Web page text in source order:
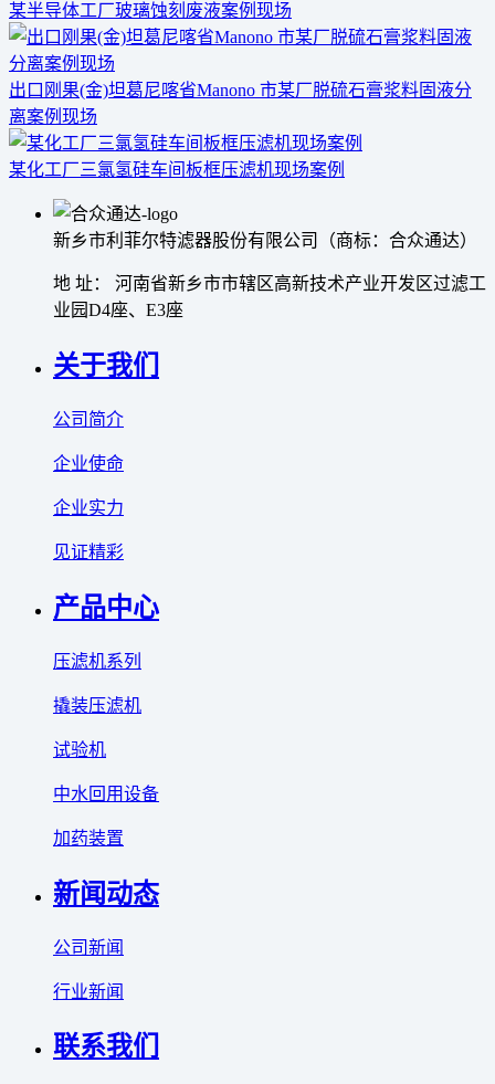
某半导体工厂玻璃蚀刻废液案例现场
出口刚果(金)坦葛尼喀省Manono 市某厂脱硫石膏浆料固液分
离案例现场
某化工厂三氯氢硅车间板框压滤机现场案例
新乡市利菲尔特滤器股份有限公司（商标：合众通达）
地 址： 河南省新乡市市辖区高新技术产业开发区过滤工
业园D4座、E3座
关于我们
公司简介
企业使命
企业实力
见证精彩
产品中心
压滤机系列
撬装压滤机
试验机
中水回用设备
加药装置
新闻动态
公司新闻
行业新闻
联系我们